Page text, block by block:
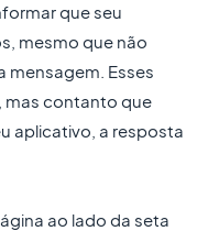
que seu
mesmo que não
mensagem. Esses
mas contanto que
aplicativo, a resposta
ao lado da seta